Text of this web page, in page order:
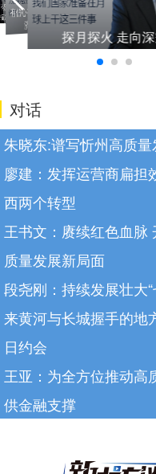
染不可怕 呼吁加
苗接种有信心有条件有能力推动经
济运行整体好转
探月探火 走向
对话
朱晓东:谱写忻州高质
廖建：发挥运营商扁担
西两个转型
王书文：赓续红色血脉
质量发展新局面
段尧刚：持续发展壮大
来黄河与长城握手的地
日约会
王亚：为全方位推动高
供金融支撑